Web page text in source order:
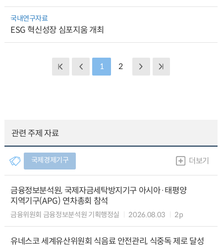
국내연구자료
ESG 혁신성장 심포지움 개최
1 2
관련 주제 자료
국제경제기구 더보기
금융정보분석원, 국제자금세탁방지기구 아시아·태평양
지역기구(APG) 연차총회 참석
금융위원회 금융정보분석원 기획행정실 2026.08.03 2p
유네스코 세계유산위원회 식음료 안전관리, 식중독 제로 달성